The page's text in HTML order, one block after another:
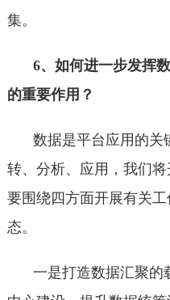
集。
6、如何进一步发挥
的重要作用？
数据是平台应用的关
转、分析、应用，我们
要围绕四方面开展有关
态。
一是打造数据汇聚的